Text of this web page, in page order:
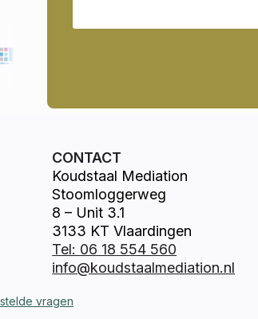
CONTACT
Koudstaal Mediation
Stoomloggerweg
8 – Unit 3.1
3133 KT Vlaardingen
Tel: 06 18 554 560
info@koudstaalmediation.nl
vragen